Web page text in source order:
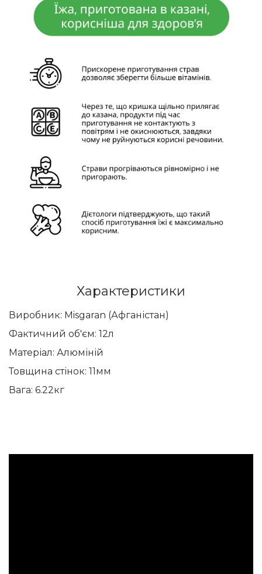
Характеристики
Виробник: Misgaran (Афганістан)
Фактичний об'єм: 12л
Матеріал: Алюміній
Товщина стінок: 11мм
Вага: 6.22кг